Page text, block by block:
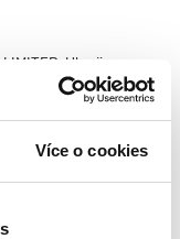
Více o cookies
Ukrajina